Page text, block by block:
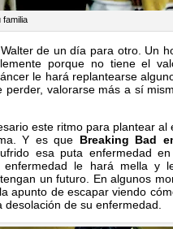
familia
de un día para otro. Un
porque no tiene el
le hará replantearse
valorarse más a sí
este ritmo para plantear al
Y es que Breaking Bad
esa puta enfermedad
le hará mella y
un futuro. En algunos
apunto de escapar viendo
de su enfermedad.